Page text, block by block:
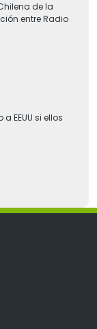
de la
entre Radio
EEUU si ellos